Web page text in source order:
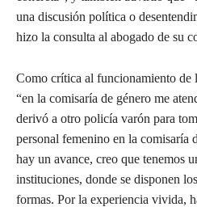
una discusión política o
hizo la consulta al abogado de su
Como crítica al funcionamiento de
“en la comisaría de género me
derivó a otro policía varón para
personal femenino en la comisaría
hay un avance, creo que tenemos
instituciones, donde se disponen
formas. Por la experiencia vivida,